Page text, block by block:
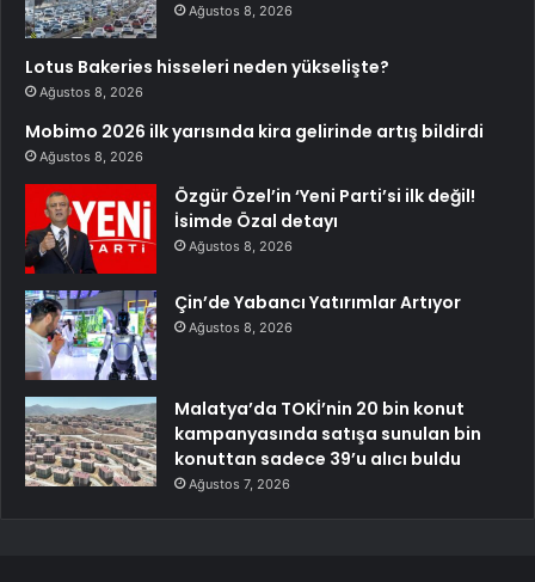
Ağustos 8, 2026
Lotus Bakeries hisseleri neden yükselişte?
Ağustos 8, 2026
Mobimo 2026 ilk yarısında kira gelirinde artış bildirdi
Ağustos 8, 2026
Özgür Özel’in ‘Yeni Parti’si ilk değil!
İsimde Özal detayı
Ağustos 8, 2026
Çin’de Yabancı Yatırımlar Artıyor
Ağustos 8, 2026
Malatya’da TOKİ’nin 20 bin konut
kampanyasında satışa sunulan bin
konuttan sadece 39’u alıcı buldu
Ağustos 7, 2026